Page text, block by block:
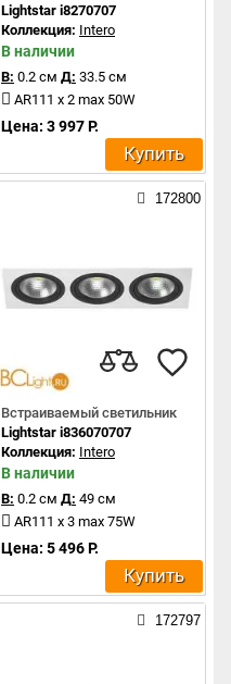
Lightstar i8270707
Коллекция: Intero
В наличии
В: 0.2 см Д: 33.5 см
AR111 x 2 max 50W
Цена: 3 997 Р.
Купить
172800
Встраиваемый светильник
Lightstar i836070707
Коллекция: Intero
В наличии
В: 0.2 см Д: 49 см
AR111 x 3 max 75W
Цена: 5 496 Р.
Купить
172797